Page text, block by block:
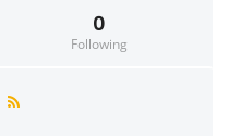
0
Following